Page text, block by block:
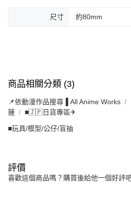
尺寸 約80mm
商品相關分類 (3)
📌依動漫作品搜尋▐ All Anime Works
蓮
■🇯🇵日貨專區✈
■玩具/模型/公仔/盲抽
評價
喜歡這個商品嗎？購買後給他一個好評